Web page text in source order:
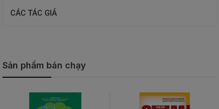
CÁC TÁC GIẢ
Sản phẩm bán chạy